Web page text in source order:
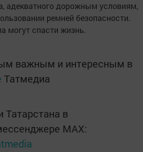
адекватного дорожным условиям,
ремней безопасности.
могут спасти жизнь.
важным и интересным в
Татмедиа
Татарстана в
MАХ: